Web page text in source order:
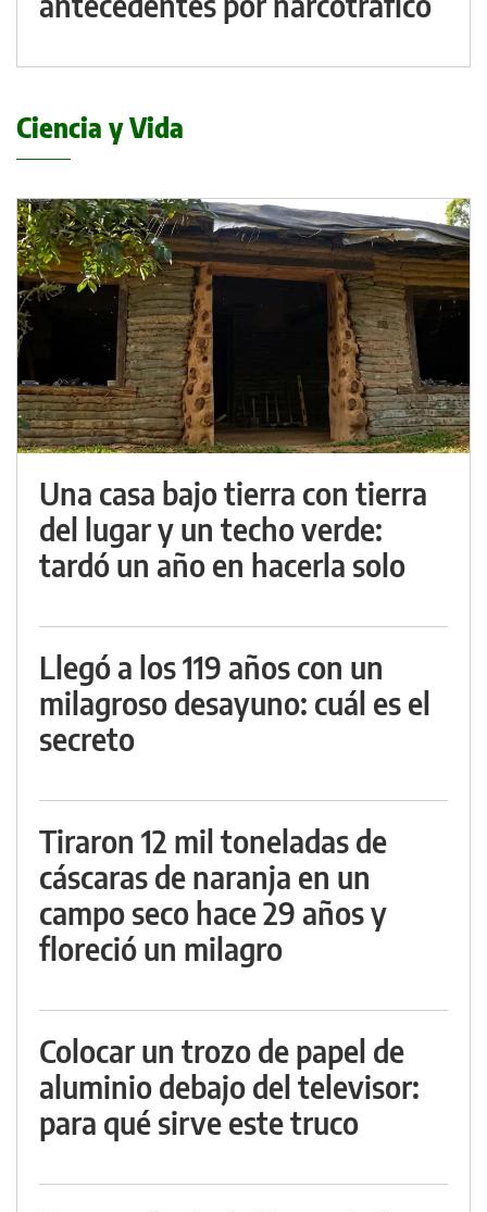
Ciencia y Vida
Una casa bajo tierra con tierra
del lugar y un techo verde:
tardó un año en hacerla solo
Llegó a los 119 años con un
milagroso desayuno: cuál es el
secreto
Tiraron 12 mil toneladas de
cáscaras de naranja en un
campo seco hace 29 años y
floreció un milagro
Colocar un trozo de papel de
aluminio debajo del televisor:
para qué sirve este truco